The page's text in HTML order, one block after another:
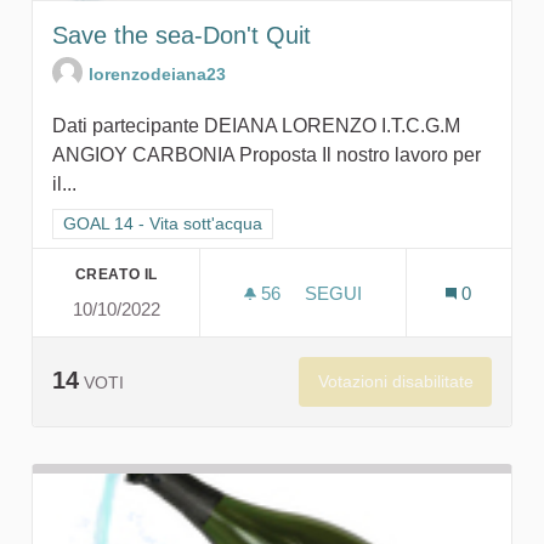
Save the sea-Don't Quit
lorenzodeiana23
Dati partecipante DEIANA LORENZO I.T.C.G.M
ANGIOY CARBONIA Proposta Il nostro lavoro per
il...
Filtra i risultati per categoria: GOAL 14 - Vita sott'acqua
GOAL 14 - Vita sott'acqua
CREATO IL
10/10/2022
56 56 SOSTENITORI
SEGUI
0
14 VOTI Votazioni disabilitate